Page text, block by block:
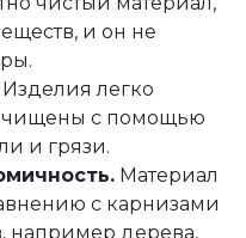
и он не
Изделия легко
с помощью
и грязи.
Материал
с карнизами
например дерева,